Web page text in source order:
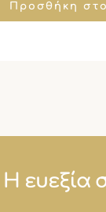
Προσθήκη
Η